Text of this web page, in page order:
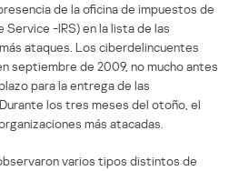
de la oficina de impuestos de
Service -IRS) en la lista de las
ataques. Los ciberdelincuentes
septiembre de 2009, no mucho antes
para la entrega de las
los tres meses del otoño, el
más atacadas.
varios tipos distintos de